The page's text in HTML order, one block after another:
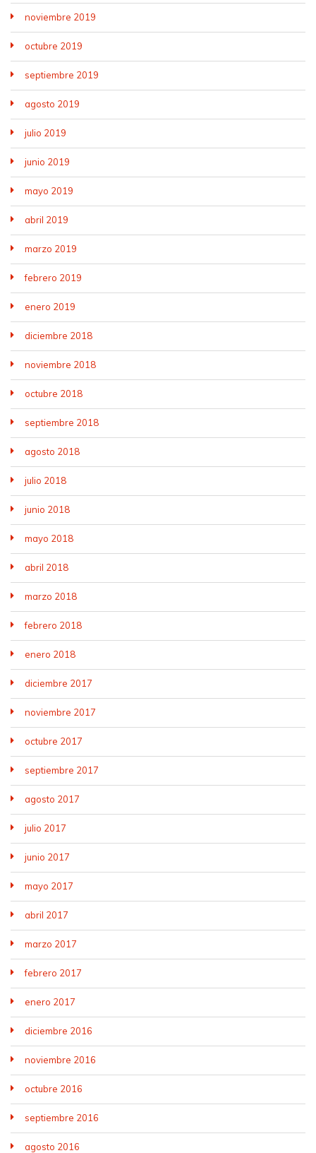
noviembre 2019
octubre 2019
septiembre 2019
agosto 2019
julio 2019
junio 2019
mayo 2019
abril 2019
marzo 2019
febrero 2019
enero 2019
diciembre 2018
noviembre 2018
octubre 2018
septiembre 2018
agosto 2018
julio 2018
junio 2018
mayo 2018
abril 2018
marzo 2018
febrero 2018
enero 2018
diciembre 2017
noviembre 2017
octubre 2017
septiembre 2017
agosto 2017
julio 2017
junio 2017
mayo 2017
abril 2017
marzo 2017
febrero 2017
enero 2017
diciembre 2016
noviembre 2016
octubre 2016
septiembre 2016
agosto 2016